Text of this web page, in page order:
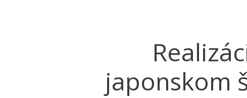
japonskom